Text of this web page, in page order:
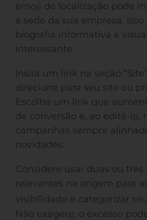
emoji de localização pode
a sede da sua empresa. Isso
biografia informativa e
interessante.
Insira um link na seção
direcione para seu site ou
Escolha um link que
de conversão e, ao editá-lo,
campanhas sempre
novidades.
Considere usar duas ou três
relevantes na origem para
visibilidade e categorizar seu
Não exagere; o excesso